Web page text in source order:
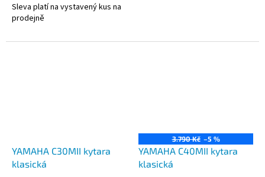
Sleva platí na vystavený kus na
prodejně
YAMAHA C30MII kytara
klasická
3.790 Kč –5 %
YAMAHA C40MII kytara
klasická